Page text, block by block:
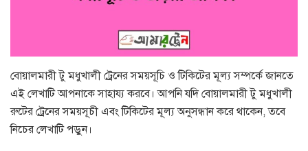
বোয়ালমারী টু মধুখালী ট্রেনের সময়সূচি ও টিকিটের মূল্য সম্পর্কে জানতে
এই লেখাটি আপনাকে সাহায্য করবে। আপনি যদি বোয়ালমারী টু মধুখালী
রুটের ট্রেনের সময়সূচী এবং টিকিটের মূল্য অনুসন্ধান করে থাকেন, তবে
নিচের লেখাটি পড়ুন।